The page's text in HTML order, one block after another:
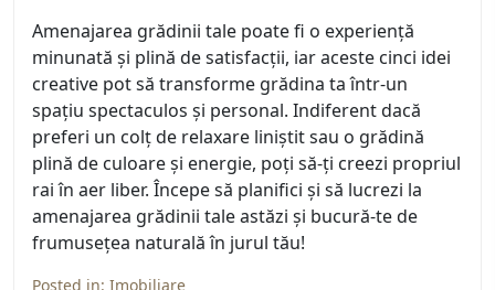
Amenajarea grădinii tale poate fi o experiență
minunată și plină de satisfacții, iar aceste cinci idei
creative pot să transforme grădina ta într-un
spațiu spectaculos și personal. Indiferent dacă
preferi un colț de relaxare liniștit sau o grădină
plină de culoare și energie, poți să-ți creezi propriul
rai în aer liber. Începe să planifici și să lucrezi la
amenajarea grădinii tale astăzi și bucură-te de
frumusețea naturală în jurul tău!
Posted in: Imobiliare